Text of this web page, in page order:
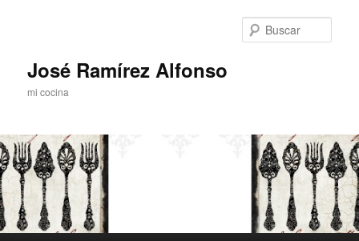
José Ramírez Alfonso
mi cocina